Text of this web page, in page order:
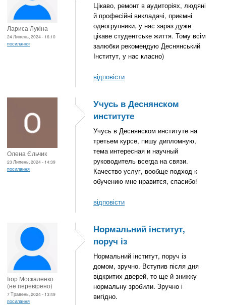
Лариса Лукіна
24 Липень, 2024 - 16:10
посилання
Цікаво, ремонт в аудиторіях, людяні
й професійні викладачі, приємні
одногрупники, у нас зараз дуже
цікаве студентське життя. Тому всім
залюбки рекомендую Деснянський
Інститут, у нас класно)
відповісти
Олена Єльчик
23 Липень, 2024 - 14:39
посилання
Учусь в Деснянском
институте
Учусь в Деснянском институте на
третьем курсе, пишу дипломную,
тема интересная и научный
руководитель всегда на связи.
Качество услуг, вообще подход к
обучению мне нравится, спасибо!
відповісти
Ігор Москаленко
(не перевірено)
7 Травень, 2024 - 13:49
посилання
Нормальний інститут,
поруч із
Нормальний інститут, поруч із
домом, зручно. Вступив після дня
відкритих дверей, то ще й знижку
нормальну зробили. Зручно і
вигідно.